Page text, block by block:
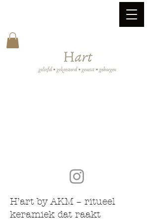
H’art by AKM – ritueel
keramiek dat raakt